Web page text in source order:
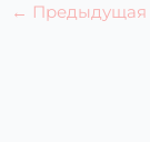
← Предыдущая